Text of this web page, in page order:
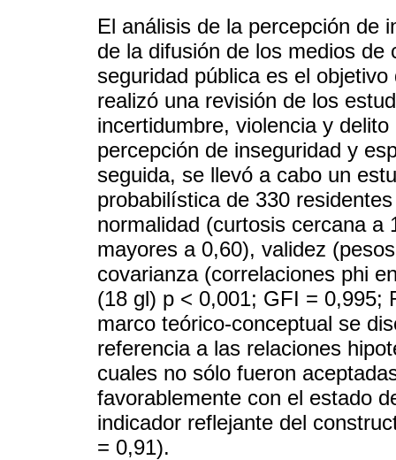
El análisis de la percepción de
de la difusión de los medios
seguridad pública es el
realizó una revisión de los
incertidumbre, violencia y
percepción de inseguridad y
seguida, se llevó a cabo un
probabilística de 330
normalidad (curtosis cercana a
mayores a 0,60), validez
covarianza (correlaciones phi
(18 gl) p < 0,001; GFI = 0,995;
marco teórico-conceptual se
referencia a las relaciones
cuales no sólo fueron
favorablemente con el estado
indicador reflejante del
= 0,91).